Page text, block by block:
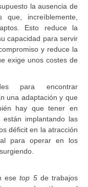
la ausencia de
que, increíblemente,
Esto reduce la
capacidad para servir
y reduce la
exige unos costes de
para encontrar
una adaptación y que
hay que tener en
implantando las
déficit en la atracción
para operar en los
esetop 5de trabajos